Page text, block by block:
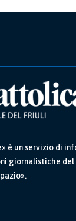
è un servizio di
giornalistiche